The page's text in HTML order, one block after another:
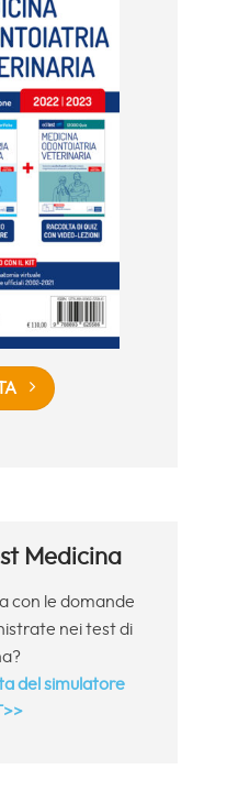
Medicina
con le domande
nei test di
del simulatore